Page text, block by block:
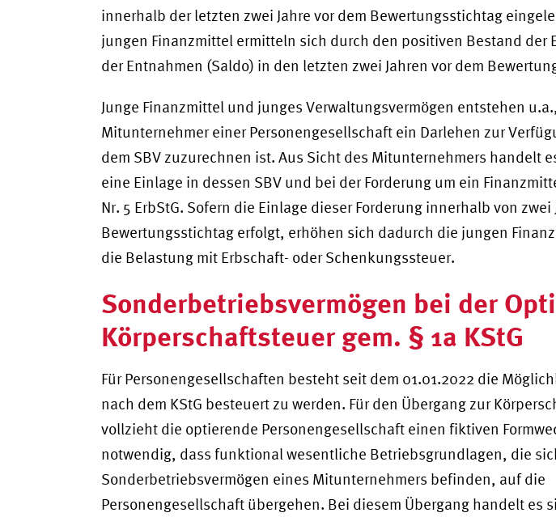
innerhalb der letzten zwei Jahre vor dem Bewertungsstichtag
jungen Finanzmittel ermitteln sich durch den positiven Bestand der
der Entnahmen (Saldo) in den letzten zwei Jahren vor dem
Junge Finanzmittel und junges Verwaltungsvermögen entstehen
Mitunternehmer einer Personengesellschaft ein Darlehen zur
dem SBV zuzurechnen ist. Aus Sicht des Mitunternehmers handelt
eine Einlage in dessen SBV und bei der Forderung um ein
Nr. 5 ErbStG. Sofern die Einlage dieser Forderung innerhalb von zwei
Bewertungsstichtag erfolgt, erhöhen sich dadurch die jungen
die Belastung mit Erbschaft- oder Schenkungssteuer.
Sonderbetriebsvermögen bei der
Körperschaftsteuer gem. § 1a KStG
Für Personengesellschaften besteht seit dem 01.01.2022 die
nach dem KStG besteuert zu werden. Für den Übergang zur
vollzieht die optierende Personengesellschaft einen fiktiven
notwendig, dass funktional wesentliche Betriebsgrundlagen, die
Sonderbetriebsvermögen eines Mitunternehmers befinden, auf die
Personengesellschaft übergehen. Bei diesem Übergang handelt es